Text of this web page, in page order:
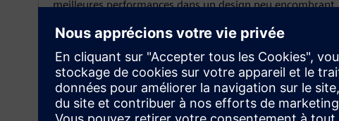
meilleures performances dans un design peu encombrant.
l'automatisation de base !